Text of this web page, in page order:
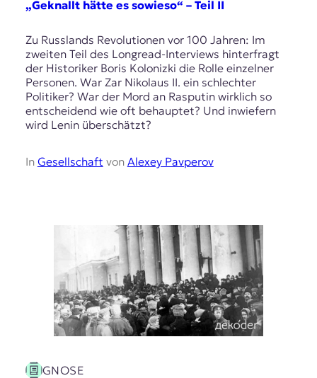
„Geknallt hätte es sowieso“ – Teil II
Zu Russlands Revolutionen vor 100 Jahren: Im
zweiten Teil des Longread-Interviews hinterfragt
der Historiker Boris Kolonizki die Rolle einzelner
Personen. War Zar Nikolaus II. ein schlechter
Politiker? War der Mord an Rasputin wirklich so
entscheidend wie oft behauptet? Und inwiefern
wird Lenin überschätzt?
In Gesellschaft von Alexey Pavperov
GNOSE